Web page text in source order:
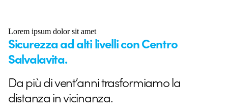
Lorem ipsum dolor sit amet
Sicurezza ad alti livelli con Centro
Salvalavita.
Da più di vent’anni trasformiamo la
distanza in vicinanza.